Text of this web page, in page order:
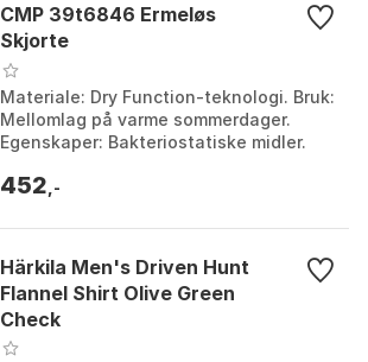
CMP 39t6846 Ermeløs
Skjorte
Materiale: Dry Function-teknologi. Bruk:
Mellomlag på varme sommerdager.
Egenskaper: Bakteriostatiske midler.
Coral / hibis...
452 ,-
Härkila Men's Driven Hunt
Flannel Shirt Olive Green
Check